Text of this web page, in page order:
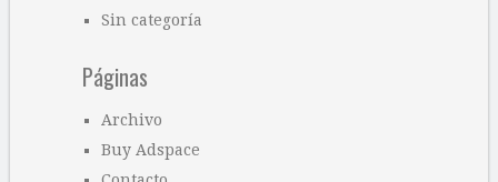
Sin categoría
Páginas
Archivo
Buy Adspace